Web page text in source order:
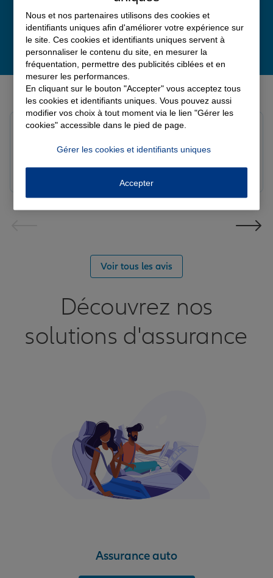
Derniers avis de nos agences Allianz
Le 07/08/2026 - Agence NANTERRE
Yayaya M.
Voir tous les avis
Découvrez nos
solutions d'assurance
Assurance auto
Nous et nos partenaires utilisons des cookies et
identifiants uniques afin d'améliorer votre expérience sur
le site. Ces cookies et identifiants uniques servent à
personnaliser le contenu du site, en mesurer la
fréquentation, permettre des publicités ciblées et en
mesurer les performances.
En cliquant sur le bouton "Accepter" vous acceptez tous
les cookies et identifiants uniques. Vous pouvez aussi
modifier vos choix à tout moment via le lien "Gérer les
cookies" accessible dans le pied de page.
Gérer les cookies et identifiants uniques
Accepter